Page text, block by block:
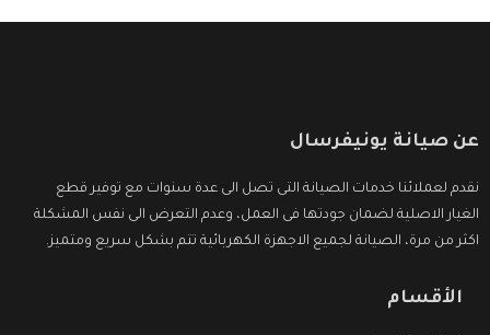
عن صيانة يونيفرسال
نقدم لعملائنا خدمات الصيانة التى تصل الى عدة سنوات مع توفير قطع
الغيار الاصلية لضمان جودتها فى العمل، وعدم التعرض الى نفس المشكلة
اكثر من مرة، الصيانة لجميع الاجهزة الكهربائية تتم بشكل سريع ومتميز.
الأقسام